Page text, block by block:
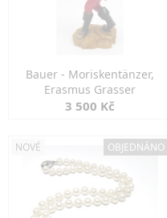
Bauer - Moriskentänzer,
Erasmus Grasser
3 500 Kč
NOVÉ OBJEDNÁNO